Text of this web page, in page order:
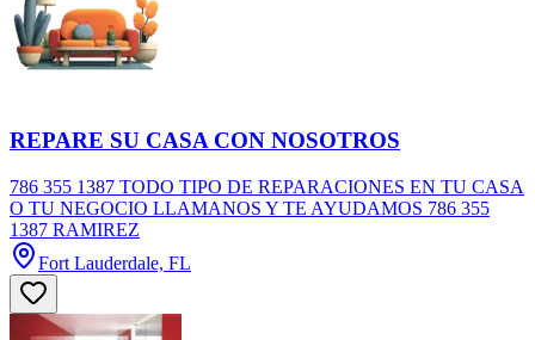
REPARE SU CASA CON NOSOTROS
786 355 1387 TODO TIPO DE REPARACIONES EN TU CASA
O TU NEGOCIO LLAMANOS Y TE AYUDAMOS 786 355
1387 RAMIREZ
Fort Lauderdale, FL